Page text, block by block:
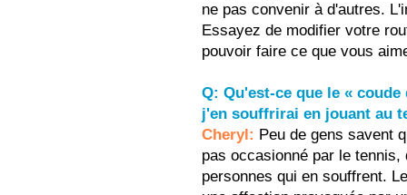
ne pas convenir à d'autres.
Essayez de modifier votre
pouvoir faire ce que vous
Q: Qu'est-ce que le «
j'en souffrirai en jouant au
Cheryl: Peu de gens savent
pas occasionné par le
personnes qui en souffrent.